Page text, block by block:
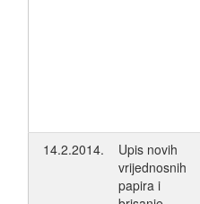
14.2.2014.
Upis novih
vrijednosnih
papira i